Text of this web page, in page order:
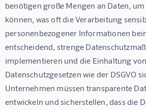
benötigen große Mengen an Daten,
können, was oft die Verarbeitung
personenbezogener Informationen
entscheidend, strenge
implementieren und die Einhaltung von
Datenschutzgesetzen wie der DSGVO
Unternehmen müssen transparente
entwickeln und sicherstellen, dass die